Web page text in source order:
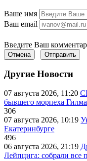
Ваше имя
Ваш email
Введите Ваш
Отмена Отправить
Другие Новости
07 августа 2026, 11:20
бывшего морпеха
306
07 августа 2026, 10:19
Екатеринбурге
496
06 августа 2026, 21:19
Лейпцига: собрали все